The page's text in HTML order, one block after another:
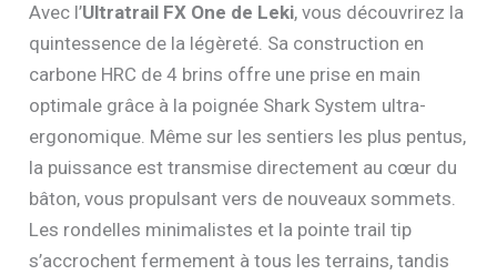
Avec l’Ultratrail FX One de Leki, vous découvrirez la
quintessence de la légèreté. Sa construction en
carbone HRC de 4 brins offre une prise en main
optimale grâce à la poignée Shark System ultra-
ergonomique. Même sur les sentiers les plus pentus,
la puissance est transmise directement au cœur du
bâton, vous propulsant vers de nouveaux sommets.
Les rondelles minimalistes et la pointe trail tip
s’accrochent fermement à tous les terrains, tandis